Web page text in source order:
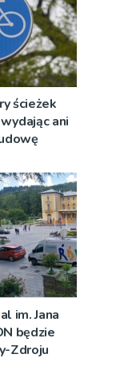
ścieżek
ani
im. Jana
będzie
Zdroju